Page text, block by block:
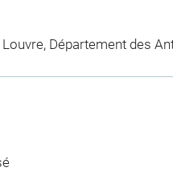
Département des